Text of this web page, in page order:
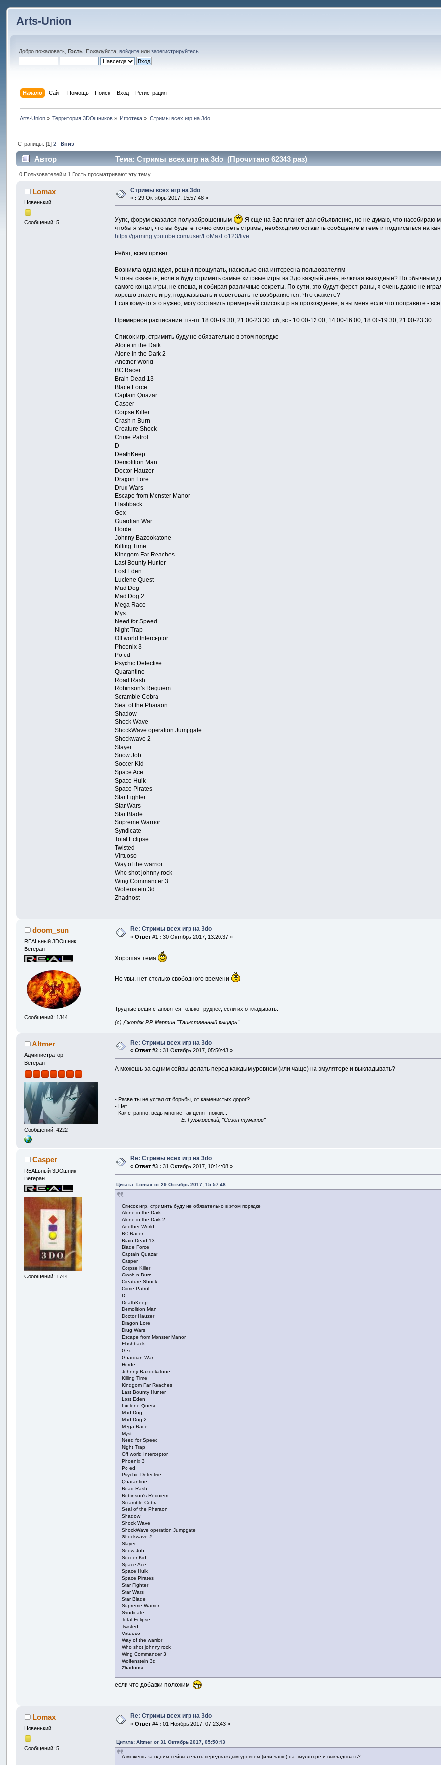
Arts-Union
Добро пожаловать,Гость . Пожалуйста,войдите илизарегистрируйтесь
Начало Сайт Помощь Поиск Вход Регистрация
Arts-Union» Территория 3DOшников » Игротека » Стримы всех игр на 3do
Страницы: [1] 2 Вниз
Автор Тема: Стримы всех игр на 3do (Прочитано 62343 раз)
0 Пользователей и 1 Гость просматривают эту тему.
Lomax
Новенький
Сообщений: 5
Стримы всех игр на 3do
« : 29 Октябрь 2017, 15:57:48 »
Уупс, форум оказался полузаброшенным
Я еще на 3до планет дал объявление, но не думаю, что насобираю
чтобы я знал, что вы будете точно смотреть стримы, необходимо оставить сообщение в теме и подписаться на
https://gaming.youtube.com/user/LoMaxLo123/live
Ребят, всем привет
Возникла одна идея, решил прощупать, насколько она интересна пользователям.
Что вы скажете, если я буду стримить самые хитовые игры на 3до каждый день, включая выходные? По обычным
самого конца игры, не спеша, и собирая различные секреты. По сути, это будут фёрст-раны, я очень давно не
хорошо знаете игру, подсказывать и советовать не возбраняется. Что скажете?
Если кому-то это нужно, могу составить примерный список игр на прохождение, а вы меня если что поправите -
Примерное расписание: пн-пт 18.00-19.30, 21.00-23.30. сб, вс - 10.00-12.00, 14.00-16.00, 18.00-19.30, 21.00-23.30
Список игр, стримить буду не обязательно в этом порядке
Alone in the Dark
Alone in the Dark 2
Another World
BC Racer
Brain Dead 13
Blade Force
Captain Quazar
Casper
Corpse Killer
Crash n Burn
Creature Shock
Crime Patrol
D
DeathKeep
Demolition Man
Doctor Hauzer
Dragon Lore
Drug Wars
Escape from Monster Manor
Flashback
Gex
Guardian War
Horde
Johnny Bazookatone
Killing Time
Kindgom Far Reaches
Last Bounty Hunter
Lost Eden
Luciene Quest
Mad Dog
Mad Dog 2
Mega Race
Myst
Need for Speed
Night Trap
Off world Interceptor
Phoenix 3
Po ed
Psychic Detective
Quarantine
Road Rash
Robinson's Requiem
Scramble Cobra
Seal of the Pharaon
Shadow
Shock Wave
ShockWave operation Jumpgate
Shockwave 2
Slayer
Snow Job
Soccer Kid
Space Ace
Space Hulk
Space Pirates
Star Fighter
Star Wars
Star Blade
Supreme Warrior
Syndicate
Total Eclipse
Twisted
Virtuoso
Way of the warrior
Who shot johnny rock
Wing Commander 3
Wolfenstein 3d
Zhadnost
doom_sun
REALьный 3DOшник
Ветеран
Сообщений: 1344
Re: Стримы всех игр на 3do
«Ответ #1 : 30 Октябрь 2017, 13:20:37 »
Хорошая тема
Но увы, нет столько свободного времени
Трудные вещи становятся только труднее, если их откладывать.
(с) Джордж Р.Р. Мартин "Таинственный рыцарь"
Altmer
Администратор
Ветеран
Сообщений: 4222
Re: Стримы всех игр на 3do
«Ответ #2 : 31 Октябрь 2017, 05:50:43 »
А можешь за одним сейвы делать перед каждым уровнем (или чаще) на эмуляторе и выкладывать?
- Разве ты не устал от борьбы, от каменистых дорог?
- Нет.
- Как странно, ведь многие так ценят покой...
E. Гуляковский, "Сезон туманов"
Casper
REALьный 3DOшник
Ветеран
Сообщений: 1744
Re: Стримы всех игр на 3do
«Ответ #3 : 31 Октябрь 2017, 10:14:08 »
Цитата: Lomax от 29 Октябрь 2017, 15:57:48
Список игр, стримить буду не обязательно в этом порядке
Alone in the Dark
Alone in the Dark 2
Another World
BC Racer
Brain Dead 13
Blade Force
Captain Quazar
Casper
Corpse Killer
Crash n Burn
Creature Shock
Crime Patrol
D
DeathKeep
Demolition Man
Doctor Hauzer
Dragon Lore
Drug Wars
Escape from Monster Manor
Flashback
Gex
Guardian War
Horde
Johnny Bazookatone
Killing Time
Kindgom Far Reaches
Last Bounty Hunter
Lost Eden
Luciene Quest
Mad Dog
Mad Dog 2
Mega Race
Myst
Need for Speed
Night Trap
Off world Interceptor
Phoenix 3
Po ed
Psychic Detective
Quarantine
Road Rash
Robinson's Requiem
Scramble Cobra
Seal of the Pharaon
Shadow
Shock Wave
ShockWave operation Jumpgate
Shockwave 2
Slayer
Snow Job
Soccer Kid
Space Ace
Space Hulk
Space Pirates
Star Fighter
Star Wars
Star Blade
Supreme Warrior
Syndicate
Total Eclipse
Twisted
Virtuoso
Way of the warrior
Who shot johnny rock
Wing Commander 3
Wolfenstein 3d
Zhadnost
если что добавки положим
Lomax
Новенький
Сообщений: 5
Re: Стримы всех игр на 3do
«Ответ #4 : 01 Ноябрь 2017, 07:23:43 »
Цитата: Altmer от 31 Октябрь 2017, 05:50:43
А можешь за одним сейвы делать перед каждым уровнем (или чаще) на эмуляторе и выкладывать?